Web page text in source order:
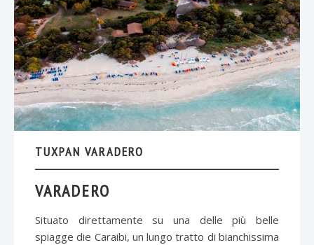
TUXPAN VARADERO
VARADERO
Situato direttamente su una delle più belle
spiagge die Caraibi, un lungo tratto di bianchissima